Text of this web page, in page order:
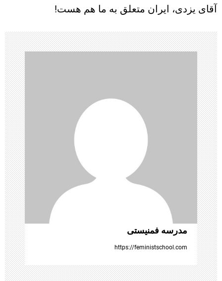
ه
ب
ر
ی
ن
و
ش
ت
ه‌
ه
ا
آقای یزدی، ایران متعلق به ما هم هست!
مدرسه فمنیستی
https://feministschool.com